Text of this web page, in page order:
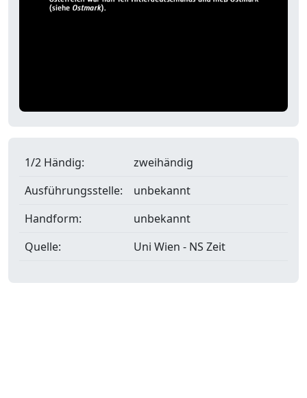
1/2 Händig:
zweihändig
Ausführungsstelle:
unbekannt
Handform:
unbekannt
Quelle:
Uni Wien - NS Zeit